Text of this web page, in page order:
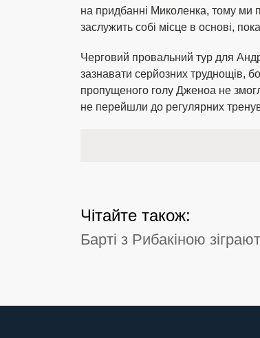
на придбанні Миколенка, тому ми
заслужить собі місце в основі,
Черговий провальний тур для
зазнавати серйозних труднощів,
пропущеного голу Дженоа не
не перейшли до регулярних
Чітайте також:
Барті з Рибакіною